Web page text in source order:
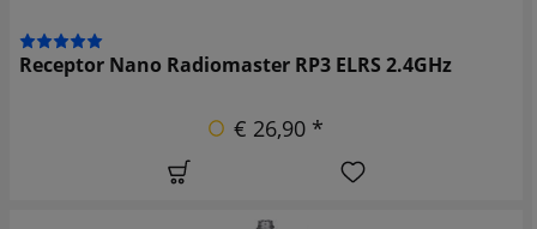
Receptor Nano Radiomaster RP3 ELRS 2.4GHz
€ 26,90 *